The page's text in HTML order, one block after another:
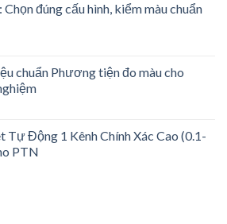
Chọn đúng cấu hình, kiểm màu chuẩn
chuẩn Phương tiện đo màu cho
Động 1 Kênh Chính Xác Cao (0.1-
PTN